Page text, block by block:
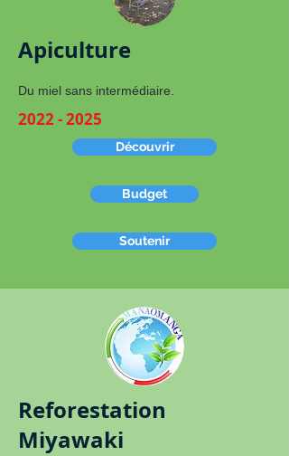
Apiculture
Du miel sans intermédiaire.
2022 - 2025
Découvrir
Budget
Soutenir
Reforestation
Miyawaki